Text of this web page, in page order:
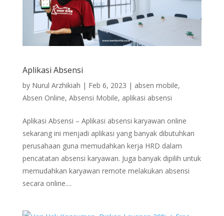
Aplikasi Absensi
by Nurul Arzhikiah | Feb 6, 2023 | absen mobile,
Absen Online, Absensi Mobile, aplikasi absensi
Aplikasi Absensi – Aplikasi absensi karyawan online
sekarang ini menjadi aplikasi yang banyak dibutuhkan
perusahaan guna memudahkan kerja HRD dalam
pencatatan absensi karyawan. Juga banyak dipilih untuk
memudahkan karyawan remote melakukan absensi
secara online....